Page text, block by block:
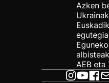
Azken
Eguneko
albisteak
AEB eta